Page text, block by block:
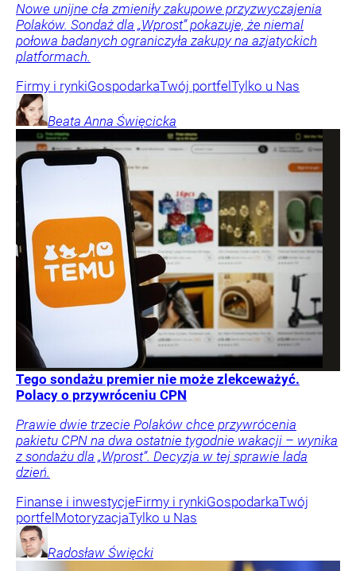
Nowe unijne cła zmieniły zakupowe przyzwyczajenia
Polaków. Sondaż dla „Wprost” pokazuje, że niemal
połowa badanych ograniczyła zakupy na azjatyckich
platformach.
Firmy i rynkiGospodarkaTwój portfel Tylko u Nas
Beata Anna Święcicka
Tego sondażu premier nie może zlekceważyć.
Polacy o przywróceniu CPN
Prawie dwie trzecie Polaków chce przywrócenia
pakietu CPN na dwa ostatnie tygodnie wakacji – wynika
z sondażu dla „Wprost”. Decyzja w tej sprawie lada
dzień.
Finanse i inwestycjeFirmy i rynkiGospodarkaTwój
portfel MotoryzacjaTylko u Nas
Radosław Święcki